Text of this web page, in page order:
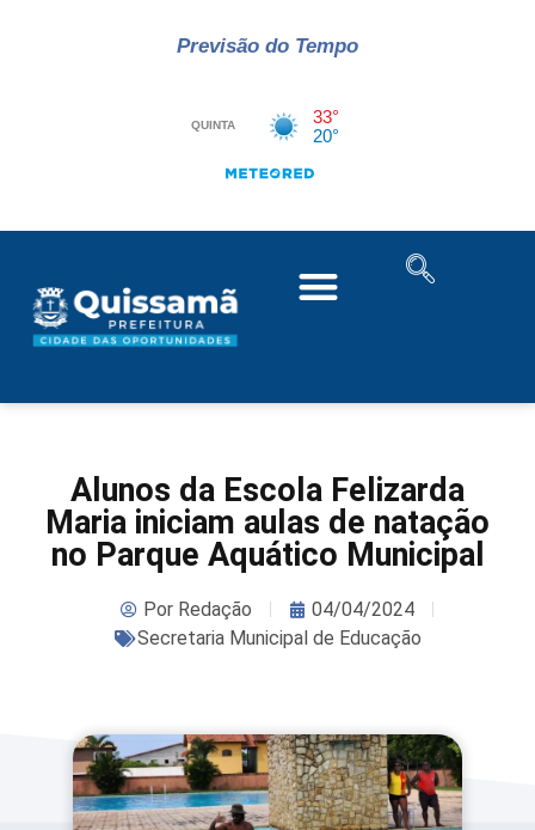
Previsão do Tempo
Alunos da Escola Felizarda
Maria iniciam aulas de natação
no Parque Aquático Municipal
PorRedação
04/04/2024
Secretaria Municipal de Educação